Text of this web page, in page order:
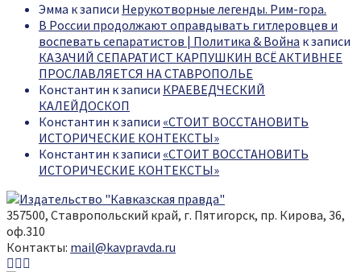
Эмма к записи Нерукотворные легенды. Рим-гора.
В России продолжают оправдывать гитлеровцев и
воспевать сепаратистов | Политика & Война к записи
КАЗАЧИЙ СЕПАРАТИСТ КАРПУШКИН ВСЁ АКТИВНЕЕ
ПРОСЛАВЛЯЕТСЯ НА СТАВРОПОЛЬЕ
Константин к записи КРАЕВЕДЧЕСКИЙ
КАЛЕЙДОСКОП
Константин к записи «СТОИТ ВОССТАНОВИТЬ
ИСТОРИЧЕСКИЕ КОНТЕКСТЫ»
Константин к записи «СТОИТ ВОССТАНОВИТЬ
ИСТОРИЧЕСКИЕ КОНТЕКСТЫ»
357500, Ставропольский край, г. Пятигорск, пр. Кирова, 36,
оф.310
Контакты: mail@kavpravda.ru
Youtube
Vk